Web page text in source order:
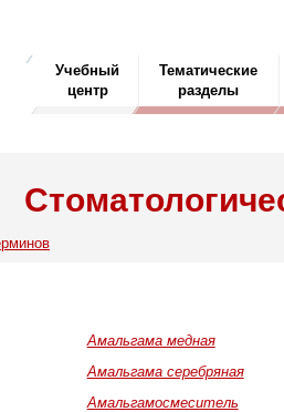
Учебный
центр
Тематические
разделы
Амальгама медная
Амальгама серебряная
Амальгамосмеситель